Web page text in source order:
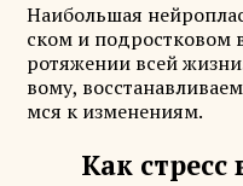
Наибольшая
ском и подростковом
ротяжении всей
вому,
мся к изменениям.
Как стресс